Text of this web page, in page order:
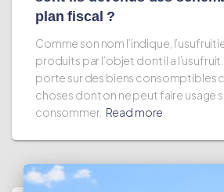
plan fiscal ?
Comme son nom l’indique,
produits par l’objet dont il a
porte sur des biens consomptibles
choses dont on ne peut faire usage
consommer. Read more